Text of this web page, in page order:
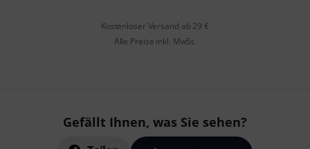
Kostenloser Versand ab 29 €
Alle Preise inkl. MwSt.
Gefällt Ihnen, was Sie sehen?